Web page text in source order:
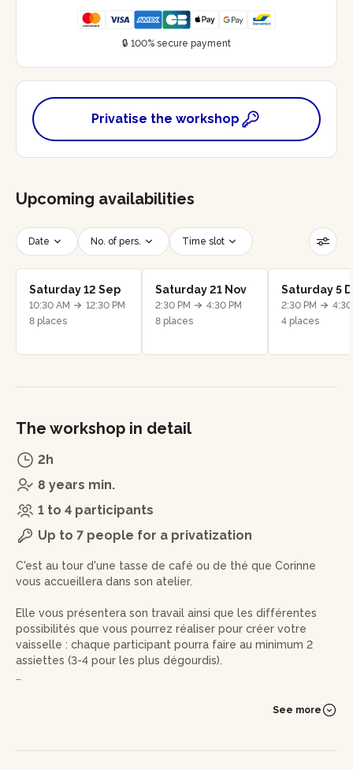
🔒 100% secure payment
Privatise the workshop
Upcoming availabilities
Date No. of pers. Time slot
Reset filters
Saturday 12 Sep
10:30 AM
12:30 PM
8 places
Saturday 21 Nov
2:30 PM
4:30 PM
8 places
Saturday 5
2:30 PM
4:30
4 places
The workshop in detail
2h
8 years min.
1 to 4 participants
Up to 7 people for a privatization
C'est au tour d'une tasse de café ou de thé que Corinne
vous accueillera dans son atelier.
Elle vous présentera son travail ainsi que les différentes
possibilités que vous pourrez réaliser pour créer votre
vaisselle : chaque participant pourra faire au minimum 2
assiettes (3-4 pour les plus dégourdis).
premier temps la travailler afin de la rendre souple et
Puis, vous façonnerez vos assiettes à la plaque tel un grand
See more